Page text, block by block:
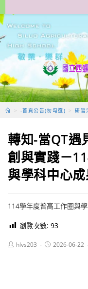
轉
至
要
容
> -首頁公告(勿勾選) > 研習
轉知-當QT遇
創與實踐－
與學科中心
114學年度普高工作圈與
瀏覽次數: 93
Posthlvs203
Post2026-06-22